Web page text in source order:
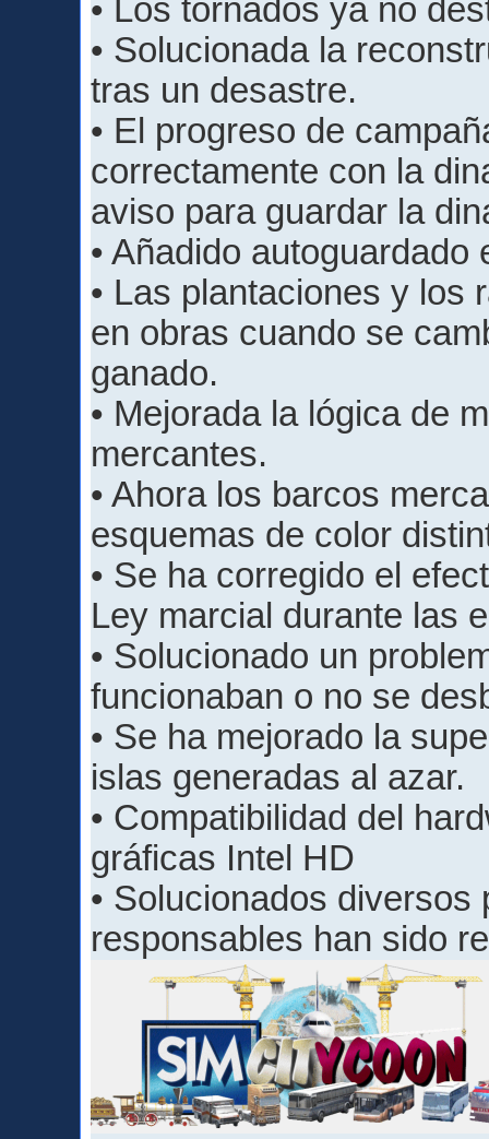
• Los tornados ya no
• Solucionada la
tras un desastre.
• El progreso de
correctamente con la
aviso para guardar la
• Añadido
• Las plantaciones y los
en obras cuando se
ganado.
• Mejorada la lógica de
mercantes.
• Ahora los barcos
esquemas de color
• Se ha corregido el
Ley marcial durante las
• Solucionado un
funcionaban o no se
• Se ha mejorado la
islas generadas al azar.
• Compatibilidad del
gráficas Intel HD
• Solucionados
responsables han sido